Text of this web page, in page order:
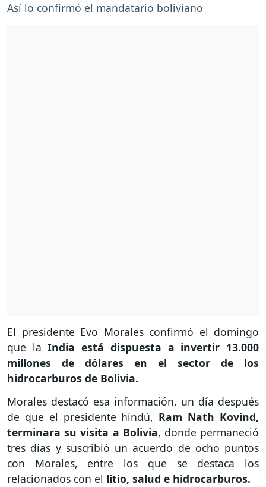
Así lo confirmó el mandatario boliviano
El presidente Evo Morales confirmó el domingo
que la India está dispuesta a invertir 13.000
millones de dólares en el sector de los
hidrocarburos de Bolivia.
Morales destacó esa información, un día después
de que el presidente hindú, Ram Nath Kovind,
terminara su visita a Bolivia, donde permaneció
tres días y suscribió un acuerdo de ocho puntos
con Morales, entre los que se destaca los
relacionados con el litio, salud e hidrocarburos.